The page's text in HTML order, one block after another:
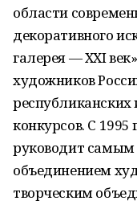
области
декоративного
галерея — XXI
художников
республиканских
конкурсов. С
руководит
объединением
творческим